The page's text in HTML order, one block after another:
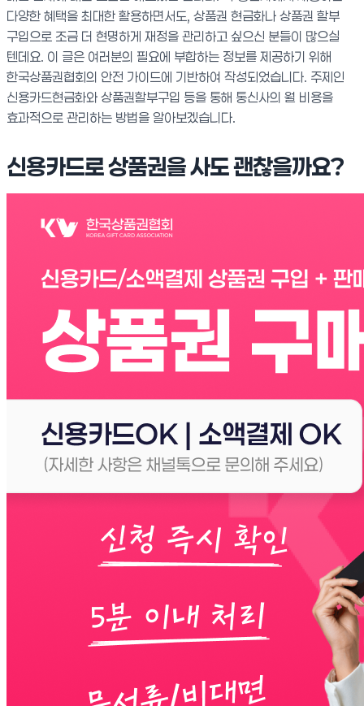
다양한 혜택을 최대한 활용하면서도, 상품권 현금화나 상품권 할부
구입으로 조금 더 현명하게 재정을 관리하고 싶으신 분들이 많으실
텐데요. 이 글은 여러분의 필요에 부합하는 정보를 제공하기 위해
한국상품권협회의 안전 가이드에 기반하여 작성되었습니다. 주제인
신용카드현금화와 상품권할부구입 등을 통해 통신사의 월 비용을
효과적으로 관리하는 방법을 알아보겠습니다.
신용카드로 상품권을 사도 괜찮을까요?